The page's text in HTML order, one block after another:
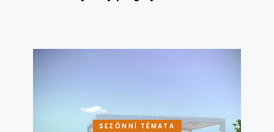
SEZÓNNÍ TÉMATA